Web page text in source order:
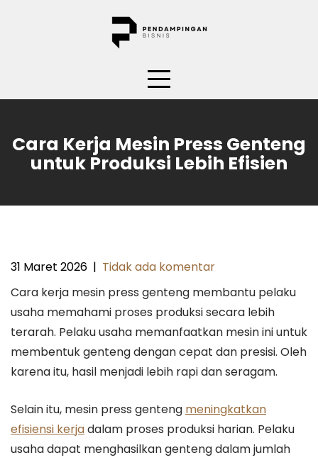
Cara Kerja Mesin Press Genteng
untuk Produksi Lebih Efisien
31 Maret 2026 | Tidak ada komentar
Cara kerja mesin press genteng membantu pelaku
usaha memahami proses produksi secara lebih
terarah. Pelaku usaha memanfaatkan mesin ini untuk
membentuk genteng dengan cepat dan presisi. Oleh
karena itu, hasil menjadi lebih rapi dan seragam.
Selain itu, mesin press genteng meningkatkan
efisiensi kerjadalam proses produksi harian. Pelaku
usaha dapat menghasilkan genteng dalam jumlah